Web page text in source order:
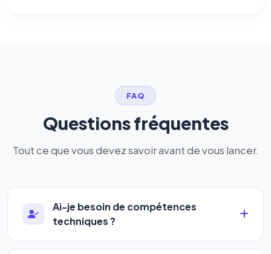
FAQ
Questions fréquentes
Tout ce que vous devez savoir avant de vous lancer.
Ai-je besoin de compétences
techniques ?
Absolument pas. Notre logiciel a été conçu pour